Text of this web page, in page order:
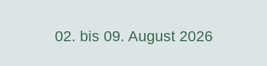
02. bis 09. August 2026